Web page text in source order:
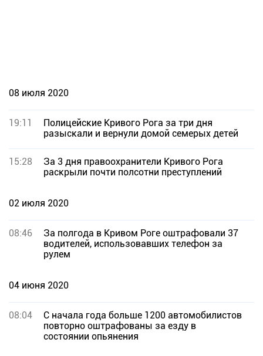
08 июля 2020
19:11
Полицейские Кривого Рога за три дня
разыскали и вернули домой семерых детей
15:28
За 3 дня правоохранители Кривого Рога
раскрыли почти полсотни преступлений
02 июля 2020
08:46
За полгода в Кривом Роге оштрафовали 37
водителей, использовавших телефон за
рулем
04 июня 2020
08:04
С начала года больше 1200 автомобилистов
повторно оштрафованы за езду в
состоянии опьянения